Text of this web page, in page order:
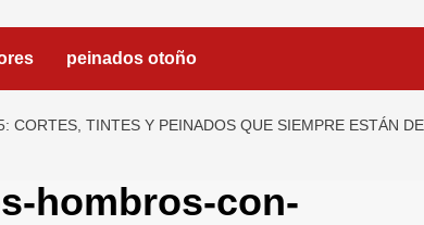
peinados otoño
CORTES, TINTES Y PEINADOS QUE SIEMPRE ESTÁN
hombros-con-